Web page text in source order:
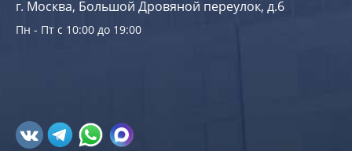
г. Москва, Большой Дровяной переулок, д.6
Пн - Пт с 10:00 до 19:00